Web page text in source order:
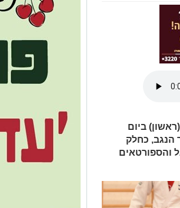
ביום
הנגב, כחלק
והספורטאים